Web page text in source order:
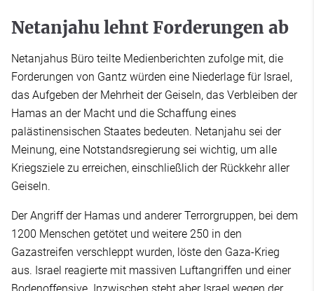
Netanjahu lehnt Forderungen ab
Netanjahus Büro teilte Medienberichten zufolge mit, die
Forderungen von Gantz würden eine Niederlage für Israel,
das Aufgeben der Mehrheit der Geiseln, das Verbleiben der
Hamas an der Macht und die Schaffung eines
palästinensischen Staates bedeuten. Netanjahu sei der
Meinung, eine Notstandsregierung sei wichtig, um alle
Kriegsziele zu erreichen, einschließlich der Rückkehr aller
Geiseln.
Der Angriff der Hamas und anderer Terrorgruppen, bei dem
1200 Menschen getötet und weitere 250 in den
Gazastreifen verschleppt wurden, löste den Gaza-Krieg
aus. Israel reagierte mit massiven Luftangriffen und einer